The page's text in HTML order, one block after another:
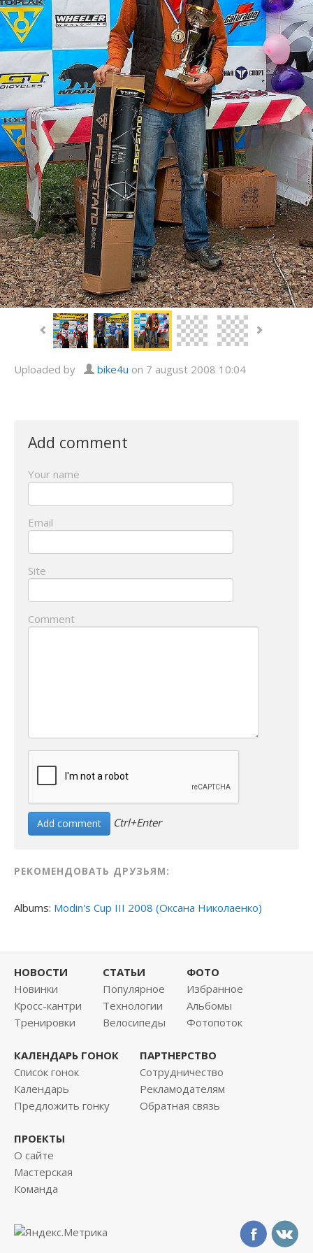
Uploaded by bike4u on 7 august 2008 10:04
Add comment
Your name
Email
Site
Comment
Ctrl+Enter
РЕКОМЕНДОВАТЬ ДРУЗЬЯМ:
Albums: Modin's Cup III 2008 (Оксана Николаенко)
НОВОСТИ
Новинки
Кросс-кантри
Тренировки
СТАТЬИ
Популярное
Технологии
Велосипеды
ФОТО
Избранное
Альбомы
Фотопоток
КАЛЕНДАРЬ ГОНОК
Список гонок
Календарь
Предложить гонку
ПАРТНЕРСТВО
Сотрудничество
Рекламодателям
Обратная связь
ПРОЕКТЫ
О сайте
Мастерская
Команда